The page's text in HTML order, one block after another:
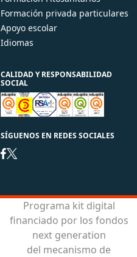
Formación privada particulares
Apoyo escolar
Idiomas
CALIDAD Y RESPONSABILIDAD
SOCIAL
SÍGUENOS EN REDES SOCIALES
Programa kit digital
financiado por los fondos
next generation
del mecanismo de